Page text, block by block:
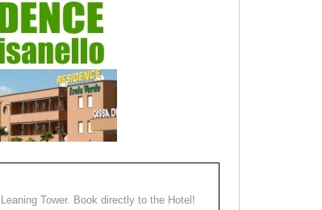
Tower. Book directly to the Hotel!